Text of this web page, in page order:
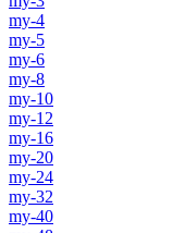
my-4
my-5
my-6
my-8
my-10
my-12
my-16
my-20
my-24
my-32
my-40